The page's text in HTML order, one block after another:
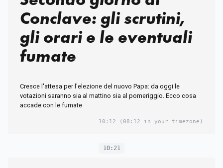
Conclave: gli scrutini,
gli orari e le eventuali
fumate
Cresce l'attesa per l'elezione del nuovo Papa: da oggi le
votazioni saranno sia al mattino sia al pomeriggio. Ecco cosa
accade con le fumate
10:12 (08:12 in your timezone)
10:21